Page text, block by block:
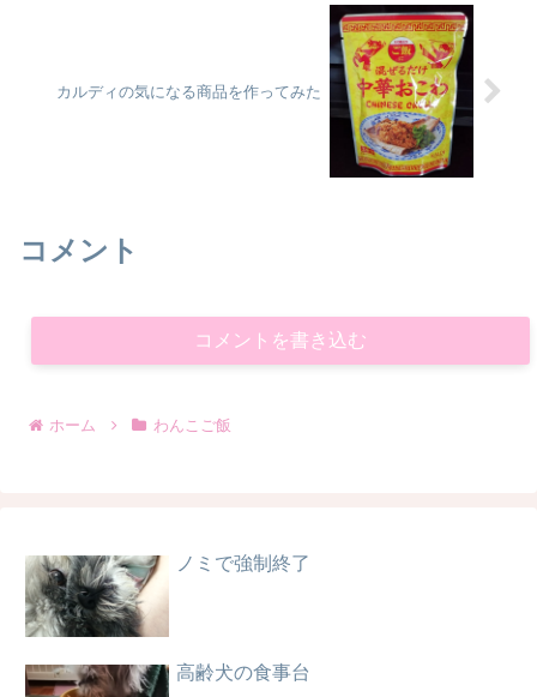
カルディの気になる商品を作ってみた
コメント
コメントを書き込む
ホーム わんこご飯
ノミで強制終了
高齢犬の食事台